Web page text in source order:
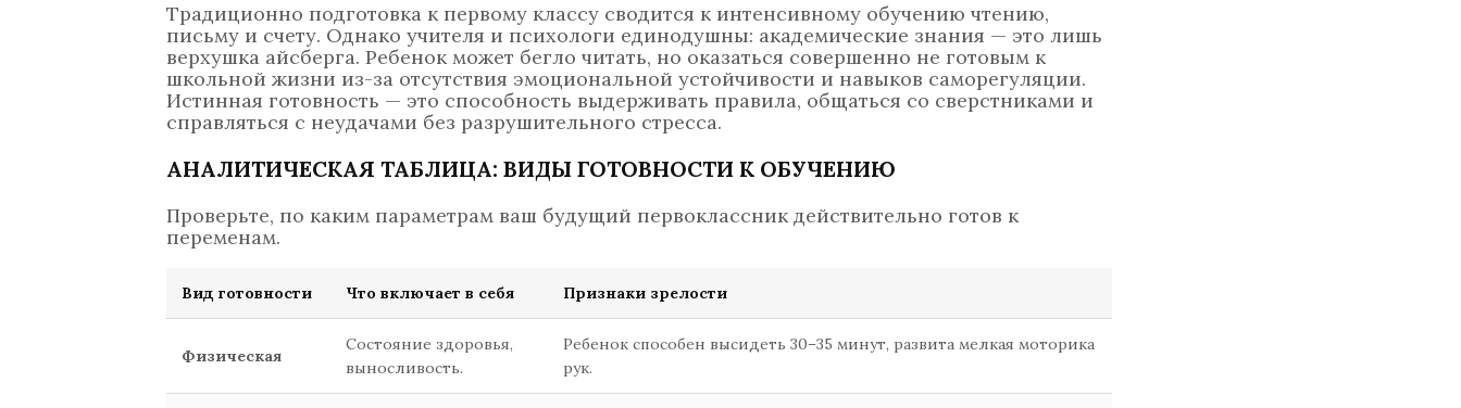
Традиционно подготовка к первому классу сводится к интенсивному обучению чтению,
письму и счету. Однако учителя и психологи единодушны: академические знания — это лишь
верхушка айсберга. Ребенок может бегло читать, но оказаться совершенно не готовым к
школьной жизни из-за отсутствия эмоциональной устойчивости и навыков саморегуляции.
Истинная готовность — это способность выдерживать правила, общаться со сверстниками и
справляться с неудачами без разрушительного стресса.
АНАЛИТИЧЕСКАЯ ТАБЛИЦА: ВИДЫ ГОТОВНОСТИ К ОБУЧЕНИЮ
Проверьте, по каким параметрам ваш будущий первоклассник действительно готов к
переменам.
Вид готовности Что включает в себя Признаки зрелости
Физическая
Состояние здоровья,
выносливость.
Ребенок способен высидеть 30–35 минут, развита мелкая моторика
рук.